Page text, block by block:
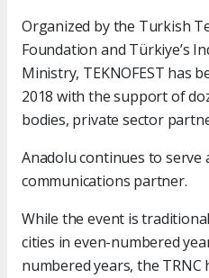
Organized by the Turkish
Foundation and Türkiye’s
Ministry, TEKNOFEST has
2018 with the support of
bodies, private sector
Anadolu continues to serve
communications partner.
While the event is
cities in even-numbered
numbered years, the TRNC